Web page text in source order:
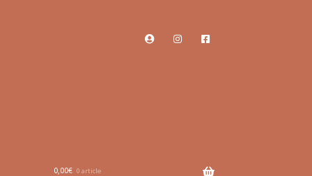
0,00€ 0 article